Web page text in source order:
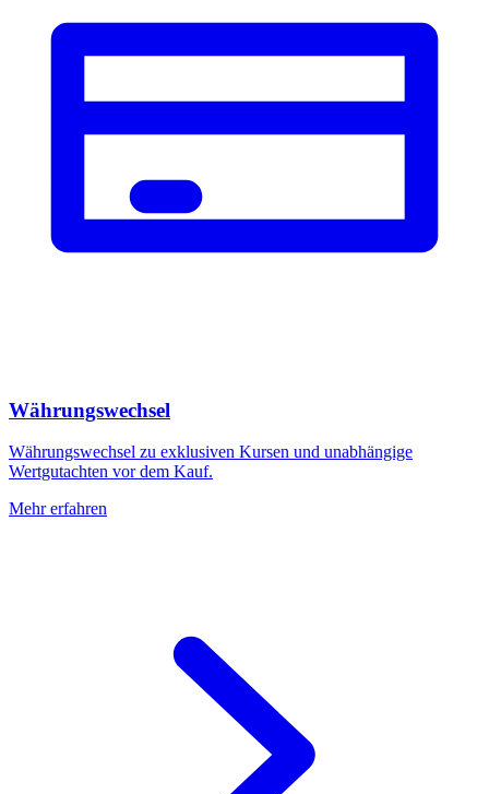
Währungswechsel
Währungswechsel zu exklusiven Kursen und unabhängige
Wertgutachten vor dem Kauf.
Mehr erfahren